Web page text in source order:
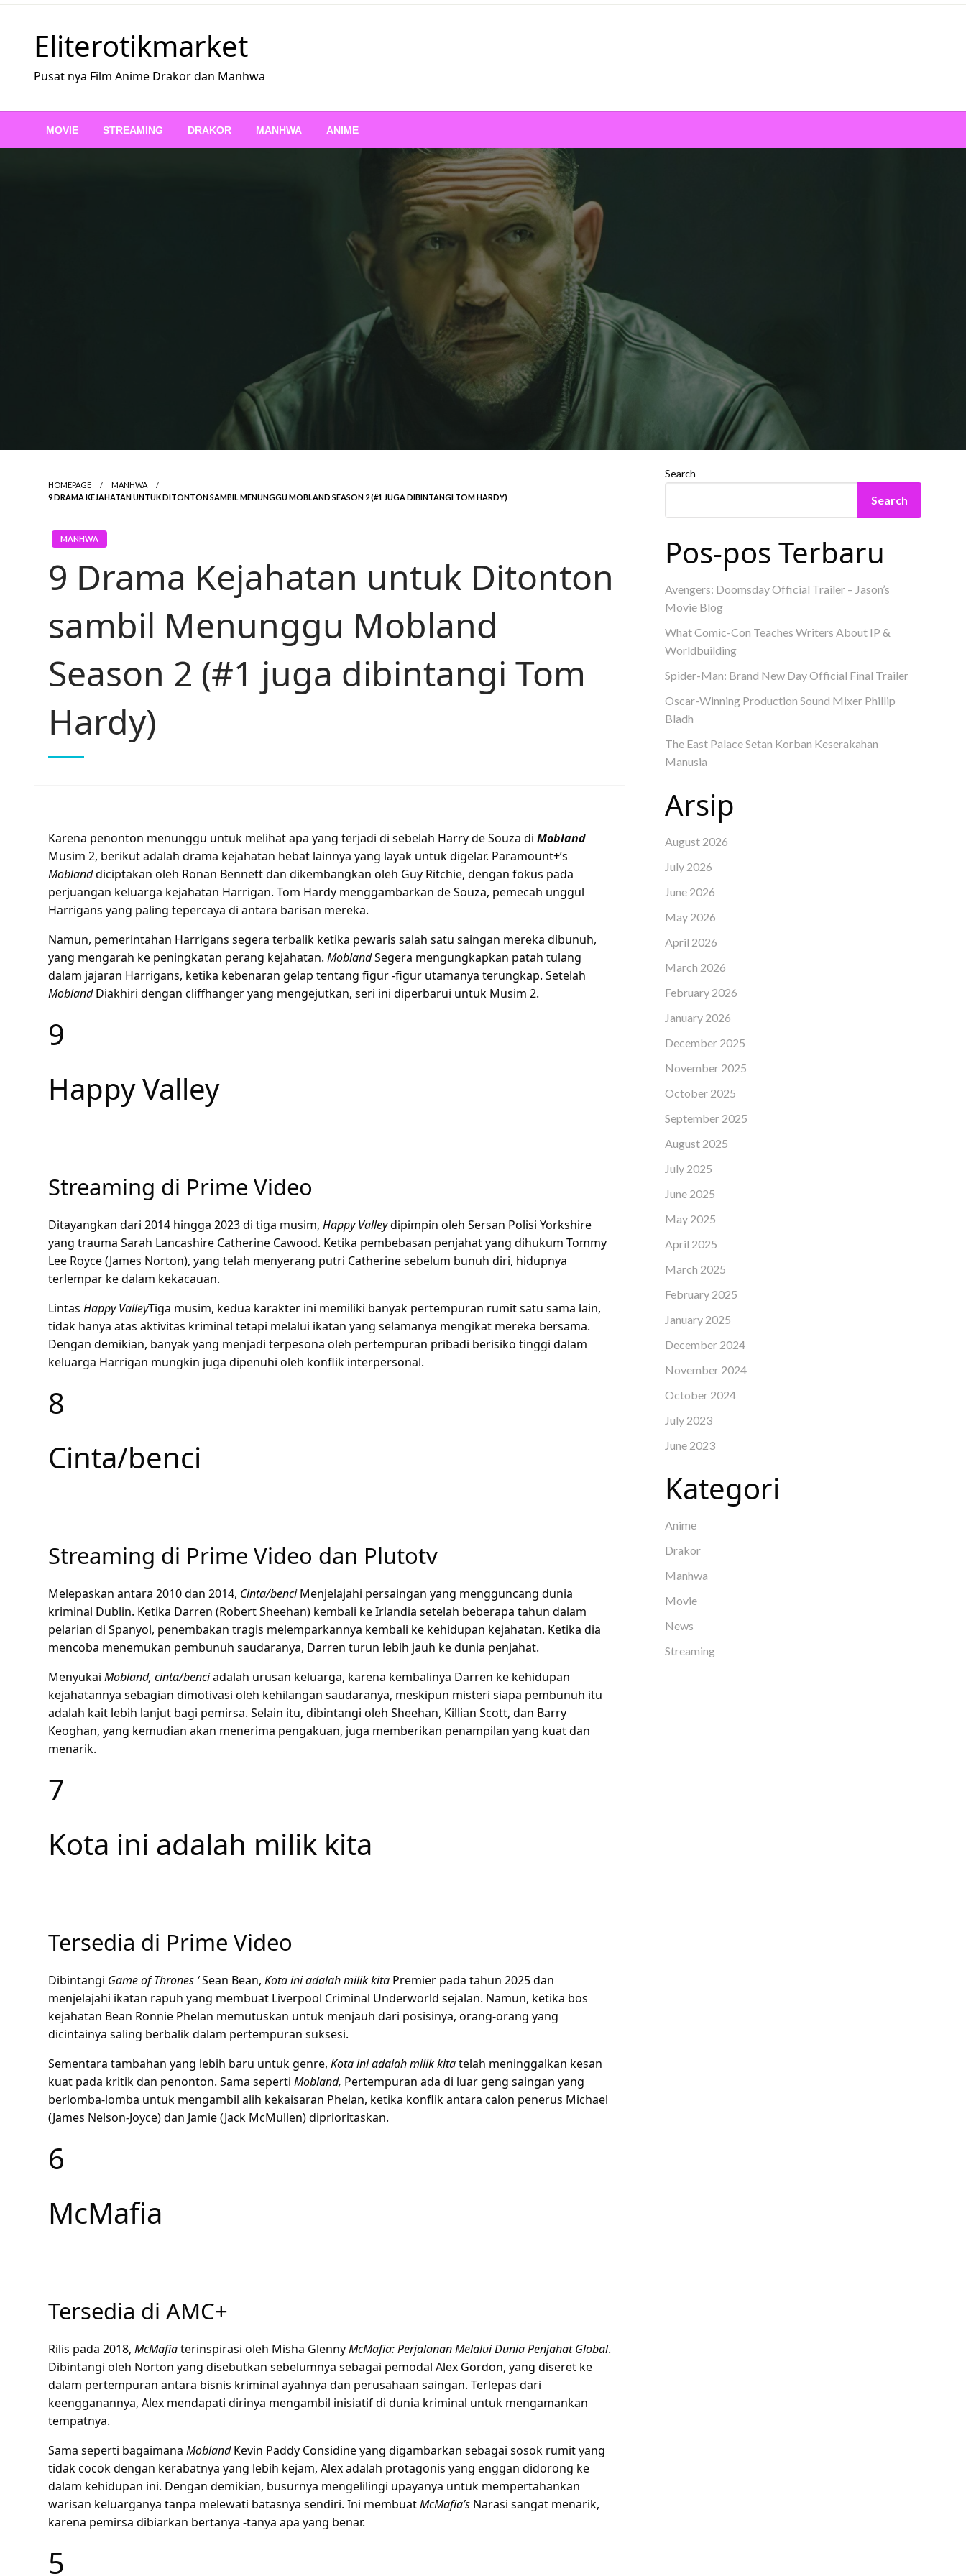
Skip
Eliterotikmarket
Pusat nya Film Anime Drakor dan Manhwa
MOVIE STREAMING DRAKOR MANHWA ANIME
HOMEPAGE
MANHWA
9 DRAMA KEJAHATAN UNTUK DITONTON SAMBIL MENUNGGU MOBLAND SEASON 2 (#1 JUGA DIBINTANGI TOM HARDY)
MANHWA
9 Drama Kejahatan untuk Ditonton
sambil Menunggu Mobland
Season 2 (#1 juga dibintangi Tom
Hardy)
Karena penonton menunggu untuk melihat apa yang terjadi di sebelah Harry de Souza di Mobland
Musim 2, berikut adalah drama kejahatan hebat lainnya yang layak untuk digelar. Paramount+’s
Moblanddiciptakan oleh Ronan Bennett dan dikembangkan oleh Guy Ritchie, dengan fokus pada
perjuangan keluarga kejahatan Harrigan. Tom Hardy menggambarkan de Souza, pemecah unggul
Harrigans yang paling tepercaya di antara barisan mereka.
Namun, pemerintahan Harrigans segera terbalik ketika pewaris salah satu saingan mereka dibunuh,
yang mengarah ke peningkatan perang kejahatan. MoblandSegera mengungkapkan patah tulang
dalam jajaran Harrigans, ketika kebenaran gelap tentang figur -figur utamanya terungkap. Setelah
MoblandDiakhiri dengan cliffhanger yang mengejutkan, seri ini diperbarui untuk Musim 2.
9
Happy Valley
Streaming di Prime Video
Ditayangkan dari 2014 hingga 2023 di tiga musim, Happy Valleydipimpin oleh Sersan Polisi Yorkshire
yang trauma Sarah Lancashire Catherine Cawood. Ketika pembebasan penjahat yang dihukum Tommy
Lee Royce (James Norton), yang telah menyerang putri Catherine sebelum bunuh diri, hidupnya
terlempar ke dalam kekacauan.
Lintas Happy ValleyTiga musim, kedua karakter ini memiliki banyak pertempuran rumit satu sama lain,
tidak hanya atas aktivitas kriminal tetapi melalui ikatan yang selamanya mengikat mereka bersama.
Dengan demikian, banyak yang menjadi terpesona oleh pertempuran pribadi berisiko tinggi dalam
keluarga Harrigan mungkin juga dipenuhi oleh konflik interpersonal.
8
Cinta/benci
Streaming di Prime Video dan Plutotv
Melepaskan antara 2010 dan 2014, Cinta/benciMenjelajahi persaingan yang mengguncang dunia
kriminal Dublin. Ketika Darren (Robert Sheehan) kembali ke Irlandia setelah beberapa tahun dalam
pelarian di Spanyol, penembakan tragis melemparkannya kembali ke kehidupan kejahatan. Ketika dia
mencoba menemukan pembunuh saudaranya, Darren turun lebih jauh ke dunia penjahat.
Menyukai Mobland, cinta/benciadalah urusan keluarga, karena kembalinya Darren ke kehidupan
kejahatannya sebagian dimotivasi oleh kehilangan saudaranya, meskipun misteri siapa pembunuh itu
adalah kait lebih lanjut bagi pemirsa. Selain itu, dibintangi oleh Sheehan, Killian Scott, dan Barry
Keoghan, yang kemudian akan menerima pengakuan, juga memberikan penampilan yang kuat dan
menarik.
7
Kota ini adalah milik kita
Tersedia di Prime Video
Dibintangi Game of Thrones ‘Sean Bean, Kota ini adalah milik kita Premier pada tahun 2025 dan
menjelajahi ikatan rapuh yang membuat Liverpool Criminal Underworld sejalan. Namun, ketika bos
kejahatan Bean Ronnie Phelan memutuskan untuk menjauh dari posisinya, orang-orang yang
dicintainya saling berbalik dalam pertempuran suksesi.
Sementara tambahan yang lebih baru untuk genre, Kota ini adalah milik kitatelah meninggalkan kesan
kuat pada kritik dan penonton. Sama seperti Mobland, Pertempuran ada di luar geng saingan yang
berlomba-lomba untuk mengambil alih kekaisaran Phelan, ketika konflik antara calon penerus Michael
(James Nelson-Joyce) dan Jamie (Jack McMullen) diprioritaskan.
6
McMafia
Tersedia di AMC+
Rilis pada 2018, McMafiaterinspirasi oleh Misha GlennyMcMafia: Perjalanan Melalui Dunia Penjahat Global.
Dibintangi oleh Norton yang disebutkan sebelumnya sebagai pemodal Alex Gordon, yang diseret ke
dalam pertempuran antara bisnis kriminal ayahnya dan perusahaan saingan. Terlepas dari
keengganannya, Alex mendapati dirinya mengambil inisiatif di dunia kriminal untuk mengamankan
tempatnya.
Sama seperti bagaimana MoblandKevin Paddy Considine yang digambarkan sebagai sosok rumit yang
tidak cocok dengan kerabatnya yang lebih kejam, Alex adalah protagonis yang enggan didorong ke
dalam kehidupan ini. Dengan demikian, busurnya mengelilingi upayanya untuk mempertahankan
warisan keluarganya tanpa melewati batasnya sendiri. Ini membuatMcMafia’s Narasi sangat menarik,
karena pemirsa dibiarkan bertanya -tanya apa yang benar.
5
Search
Search
Pos-pos Terbaru
Avengers: Doomsday Official Trailer – Jason’s
Movie Blog
What Comic-Con Teaches Writers About IP &
Worldbuilding
Spider-Man: Brand New Day Official Final Trailer
Oscar-Winning Production Sound Mixer Phillip
Bladh
The East Palace Setan Korban Keserakahan
Manusia
Arsip
August 2026
July 2026
June 2026
May 2026
April 2026
March 2026
February 2026
January 2026
December 2025
November 2025
October 2025
September 2025
August 2025
July 2025
June 2025
May 2025
April 2025
March 2025
February 2025
January 2025
December 2024
November 2024
October 2024
July 2023
June 2023
Kategori
Anime
Drakor
Manhwa
Movie
News
Streaming